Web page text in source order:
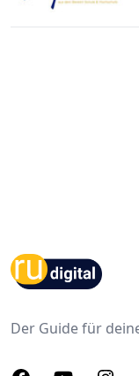
Der Guide für